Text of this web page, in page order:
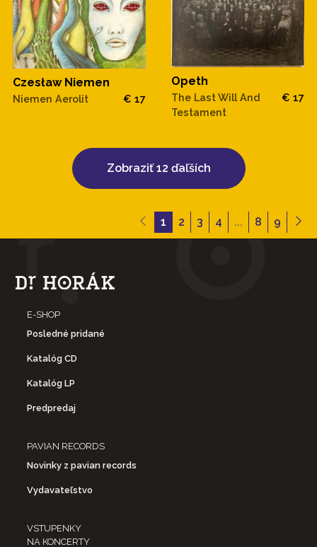
Czesław Niemen
Niemen Aerolit € 17
Opeth
The Last Will And
Testament
€ 17
Zobraziť 12 ďaľších
1 2 3 4 ... 8 9
E-SHOP
Posledné pridané
Katalóg CD
Katalóg LP
Predpredaj
PAVIAN RECORDS
Novinky z pavian records
Vydavateľstvo
VSTUPENKY
NA KONCERTY